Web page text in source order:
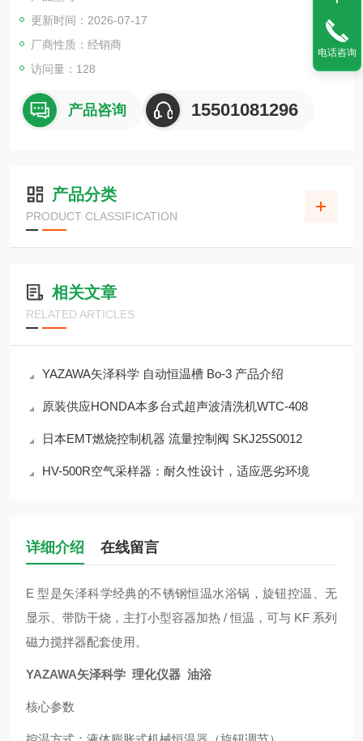
更新时间：2026-07-17
厂商性质：经销商
访问量：128
产品咨询 15501081296
产品分类
PRODUCT CLASSIFICATION
相关文章
RELATED ARTICLES
YAZAWA矢泽科学 自动恒温槽 Bo-3 产品介绍
原装供应HONDA本多台式超声波清洗机WTC-408
日本EMT燃烧控制机器 流量控制阀 SKJ25S0012
HV-500R空气采样器：耐久性设计，适应恶劣环境
详细介绍 在线留言
E 型是矢泽科学经典的不锈钢恒温水浴锅，旋钮控温、无
显示、带防干烧，主打小型容器加热 / 恒温，可与 KF 系列
磁力搅拌器配套使用。
YAZAWA矢泽科学 理化仪器 油浴
核心参数
电话咨询